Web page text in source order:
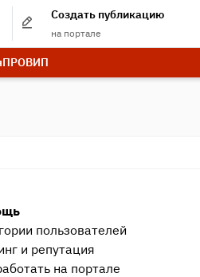
Создать публикацию
на портале
ПРОВИП
пользователей
и репутация
на портале